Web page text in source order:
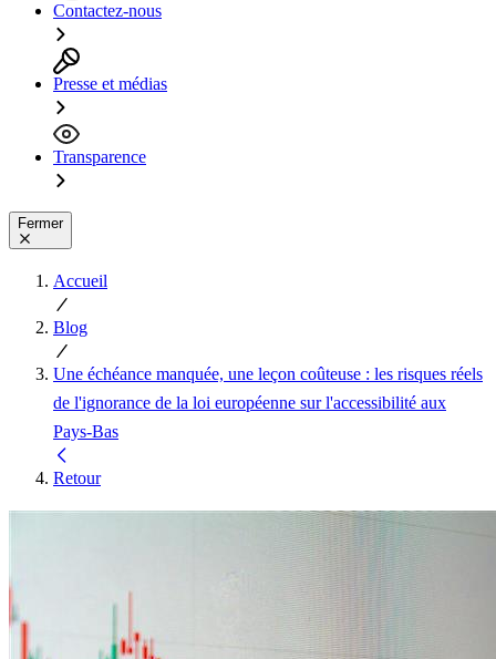
Contactez-nous
Presse et médias
Transparence
Fermer
Accueil
Blog
Une échéance manquée, une leçon coûteuse : les risques réels
de l'ignorance de la loi européenne sur l'accessibilité aux
Pays-Bas
Retour